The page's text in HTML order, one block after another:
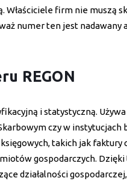
firm nie muszą
numer ten jest nadawany
REGON
i statystyczną.
czy w instytucjach
takich jak faktury
gospodarczych.
działalności